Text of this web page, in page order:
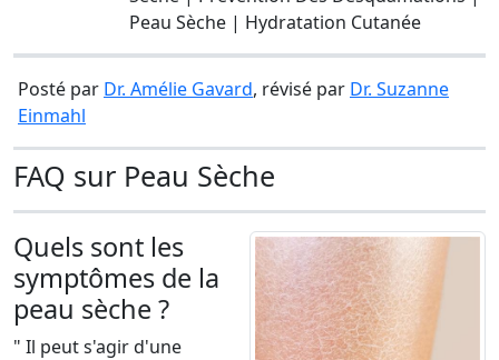
Peau Sèche | Hydratation Cutanée
Posté par Dr. Amélie Gavard, révisé par Dr. Suzanne
Einmahl
FAQ sur Peau Sèche
Quels sont les
symptômes de la
peau sèche ?
" Il peut s'agir d'une